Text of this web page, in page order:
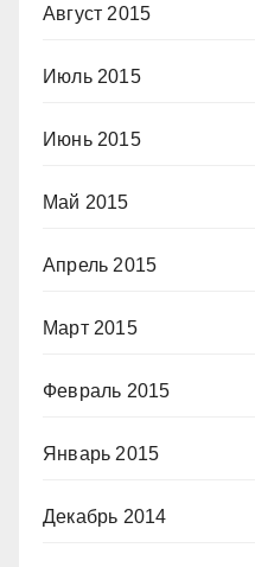
Август 2015
Июль 2015
Июнь 2015
Май 2015
Апрель 2015
Март 2015
Февраль 2015
Январь 2015
Декабрь 2014